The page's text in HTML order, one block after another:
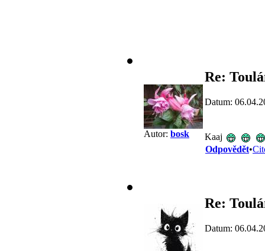
Autor: bosk
Re:
Datum:
Kaaj
Odpovědět•
Re:
Datum: